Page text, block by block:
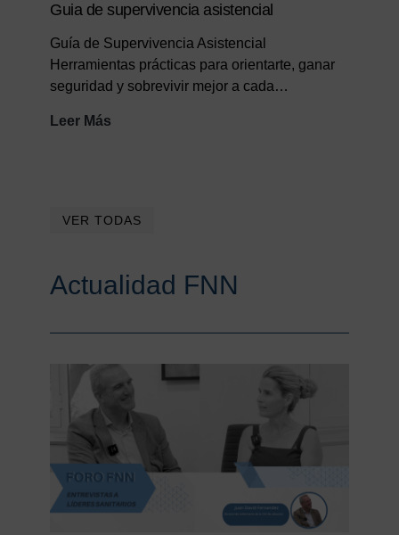
Guia de supervivencia asistencial
Guía de Supervivencia Asistencial
Herramientas prácticas para orientarte, ganar
seguridad y sobrevivir mejor a cada…
Leer Más
VER TODAS
Actualidad FNN